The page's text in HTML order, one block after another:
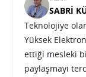
SABRI
Teknolojiye
Yüksek
ettiği mesleki
paylaşmayı